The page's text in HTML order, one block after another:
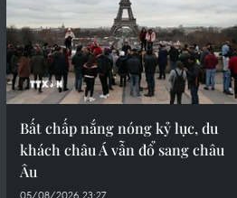
Bất chấp nắng nóng kỷ lục, du
khách châu Á vẫn đổ sang châu
Âu
05/08/2026 23:27